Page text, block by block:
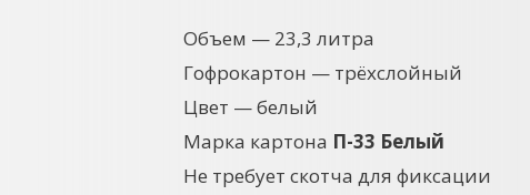
Объем — 23,3 литра
Гофрокартон — трёхслойный
Цвет — белый
Марка картона П-33 Белый
Не требует скотча для фиксации